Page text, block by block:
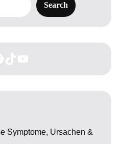
Search
Symptome, Ursachen &